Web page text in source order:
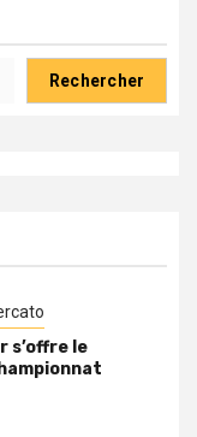
Rechercher
s’offre le